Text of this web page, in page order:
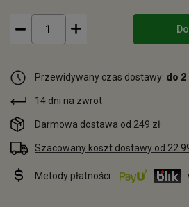
Przewidywany czas dostawy: do
14 dni na zwrot
Darmowa dostawa od 249 zł
Szacowany koszt dostawy od
Metody płatności: